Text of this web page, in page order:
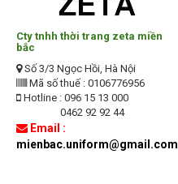
Cty tnhh thời trang zeta miền
bắc
Số 3/3 Ngọc Hồi, Hà Nội
Mã số thuế : 0106776956
Hotline : 096 15 13 000
0462 92 92 44
Email :
mienbac.uniform@gmail.com